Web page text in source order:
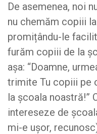
De asemenea, noi
nu chemăm copiii
promițându-le
furăm copiii de la
așa: “Doamne,
trimite Tu copiii pe
la școala noastră!”
intereseze de
mi-e ușor,